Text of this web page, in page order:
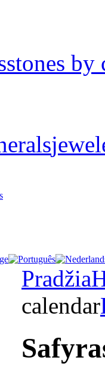
stones by
Pradžia
calendar